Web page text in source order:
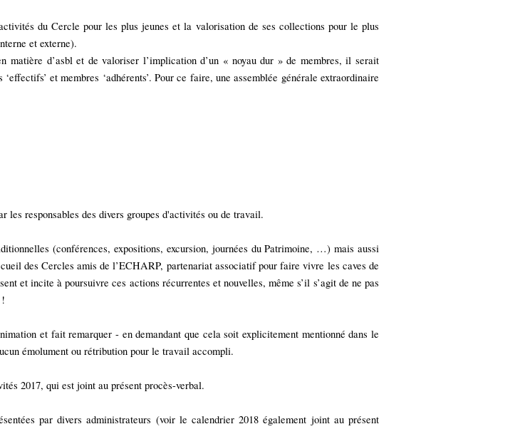
du Cercle pour les plus jeunes et la valorisation de ses collections pour le plus
et externe).
d’asbl et de valoriser l’implication d’un « noyau dur » de membres, il serait
et membres ‘adhérents’. Pour ce faire, une assemblée générale extraordinaire
les responsables des divers groupes d'activités ou de travail.
(conférences, expositions, excursion, journées du Patrimoine, …) mais aussi
des Cercles amis de l’ECHARP, partenariat associatif pour faire vivre les caves de
et incite à poursuivre ces actions récurrentes et nouvelles, même s’il s’agit de ne pas
et fait remarquer - en demandant que cela soit explicitement mentionné dans le
émolument ou rétribution pour le travail accompli.
2017, qui est joint au présent procès-verbal.
par divers administrateurs (voir le calendrier 2018 également joint au présent